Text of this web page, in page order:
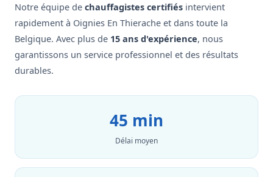
Notre équipe de chauffagistes certifiés intervient
rapidement à Oignies En Thierache et dans toute la
Belgique. Avec plus de 15 ans d'expérience, nous
garantissons un service professionnel et des résultats
durables.
45 min
Délai moyen